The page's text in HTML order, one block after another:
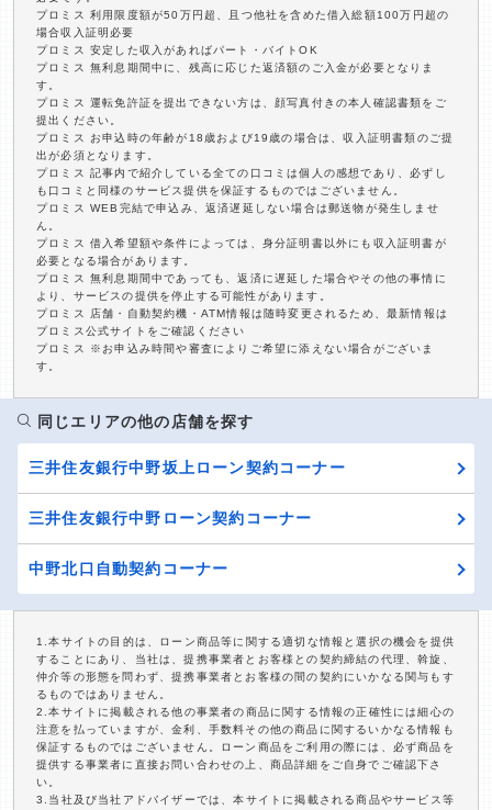
プロミス 利用限度額が50万円超、且つ他社を含めた借入総額100万円超の
場合収入証明必要
プロミス 安定した収入があればパート・バイトOK
プロミス 無利息期間中に、残高に応じた返済額のご入金が必要となりま
す。
プロミス 運転免許証を提出できない方は、顔写真付きの本人確認書類をご
提出ください。
プロミス お申込時の年齢が18歳および19歳の場合は、収入証明書類のご提
出が必須となります。
プロミス 記事内で紹介している全ての口コミは個人の感想であり、必ずし
も口コミと同様のサービス提供を保証するものではございません。
プロミス WEB完結で申込み、返済遅延しない場合は郵送物が発生しませ
ん。
プロミス 借入希望額や条件によっては、身分証明書以外にも収入証明書が
必要となる場合があります。
プロミス 無利息期間中であっても、返済に遅延した場合やその他の事情に
より、サービスの提供を停止する可能性があります。
プロミス 店舗・自動契約機・ATM情報は随時変更されるため、最新情報は
プロミス公式サイトをご確認ください
プロミス ※お申込み時間や審査によりご希望に添えない場合がございま
す。
同じエリアの他の店舗を探す
三井住友銀行中野坂上ローン契約コーナー
三井住友銀行中野ローン契約コーナー
中野北口自動契約コーナー
1.本サイトの目的は、ローン商品等に関する適切な情報と選択の機会を提供
することにあり、当社は、提携事業者とお客様との契約締結の代理、斡旋、
仲介等の形態を問わず、提携事業者とお客様の間の契約にいかなる関与もす
るものではありません。
2.本サイトに掲載される他の事業者の商品に関する情報の正確性には細心の
注意を払っていますが、金利、手数料その他の商品に関するいかなる情報も
保証するものではございません。ローン商品をご利用の際には、必ず商品を
提供する事業者に直接お問い合わせの上、商品詳細をご自身でご確認下さ
い。
3.当社及び当社アドバイザーでは、本サイトに掲載される商品やサービス等